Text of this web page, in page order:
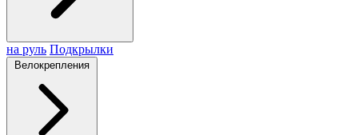
на руль Подкрылки
Велокрепления